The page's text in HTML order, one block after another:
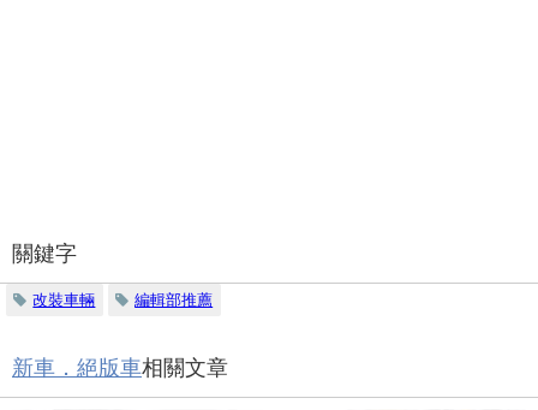
關鍵字
改裝車輛 編輯部推薦
新車．絕版車相關文章